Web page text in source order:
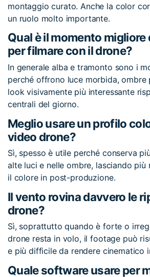
montaggio curato. Anche la color
un ruolo molto importante.
Qual è il momento
per filmare con il drone?
In generale alba e tramonto sono i
perché offrono luce morbida, ombre
look visivamente più interessante
centrali del giorno.
Meglio usare un profilo
video drone?
Sì, spesso è utile perché conserva
alte luci e nelle ombre, lasciando più
il colore in post-produzione.
Il vento rovina davvero le
drone?
Sì, soprattutto quando è forte o
drone resta in volo, il footage può
e più difficile da rendere cinematico
Quale software usare per